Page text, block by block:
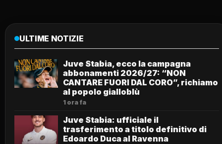
ULTIME NOTIZIE
Juve Stabia, ecco la campagna
abbonamenti 2026/27: “NON
CANTARE FUORI DAL CORO”, richiamo
al popolo gialloblù
1 ora fa
Juve Stabia: ufficiale il
trasferimento a titolo definitivo di
Edoardo Duca al Ravenna